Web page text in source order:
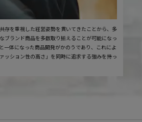
存を重視した経営姿勢を貫いてきたことから、多
ブランド商品を多数取り揃えることが可能になっ
一体になった商品開発がかのうであり、これによ
ッション性の高さ」を同時に追求する強みを持っ